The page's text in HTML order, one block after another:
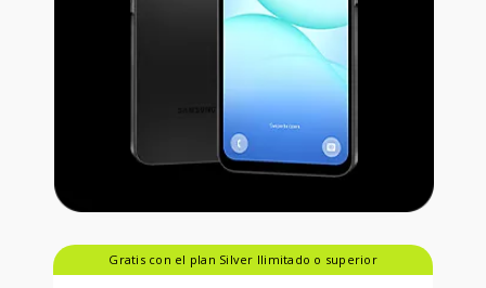
Gratis con el plan Silver Ilimitado o superior